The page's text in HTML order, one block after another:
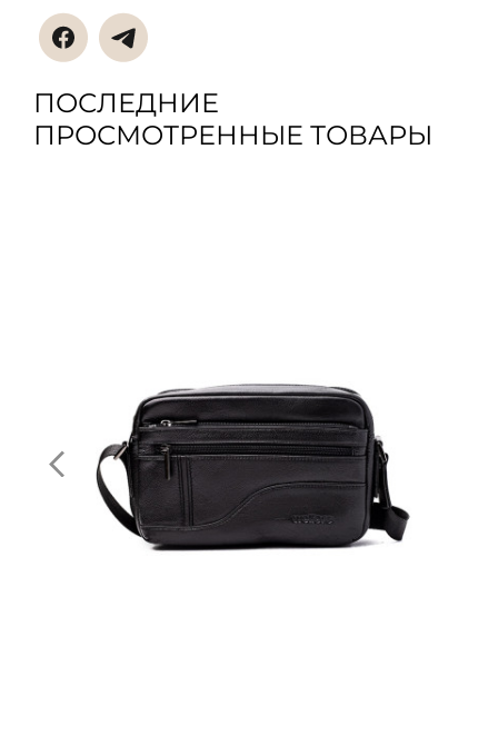
ПОСЛЕДНИЕ
ПРОСМОТРЕННЫЕ ТОВАРЫ